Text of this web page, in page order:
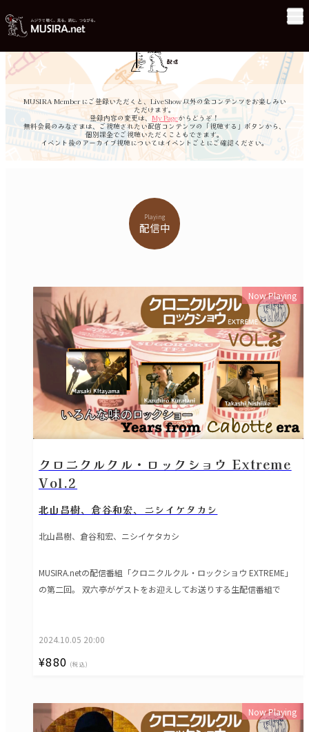
MUSIRA Member にご登録いただくと、LiveShow 以外の全コンテンツをお楽しみい
ただけます。
登録内容の変更は、 My Pageからどうぞ！
無料会員のみなさまは、ご視聴されたい配信コンテンツの「視聴する」ボタンから、
個別課金でご視聴いただくこともできます。
イベント後のアーカイブ視聴についてはイベントごとにご確認ください。
Playing
配信中
Now Playing
クロニクルクル・ロックショウ Extreme
Vol.2
北山昌樹、倉谷和宏、ニシイケタカシ
北山昌樹、倉谷和宏、ニシイケタカシ
MUSIRA.netの配信番組「クロニクルクル・ロックショウ EXTREME」
の第二回。 双六亭がゲストをお迎えしてお送りする生配信番組で
2024.10.05 20:00
¥880 (税込)
Now Playing